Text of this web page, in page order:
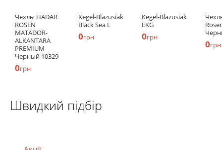
Чехлы HADAR
ROSEN
MATADOR-
ALKANTARA
PREMIUM
Черный 10329
0грн
Kegel-Blazusiak
Black Sea L
0грн
Kegel-Blazusiak
EKG
0грн
0грн
Швидкий підбір